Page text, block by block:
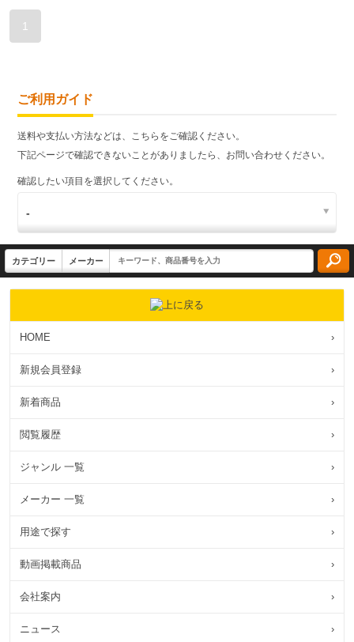
1
ご利用ガイド
送料や支払い方法などは、こちらをご確認ください。
下記ページで確認できないことがありましたら、お問い合わせください。
確認したい項目を選択してください。
HOME ›
新規会員登録 ›
新着商品 ›
閲覧履歴 ›
ジャンル 一覧 ›
メーカー 一覧 ›
用途で探す ›
動画掲載商品 ›
会社案内 ›
ニュース ›